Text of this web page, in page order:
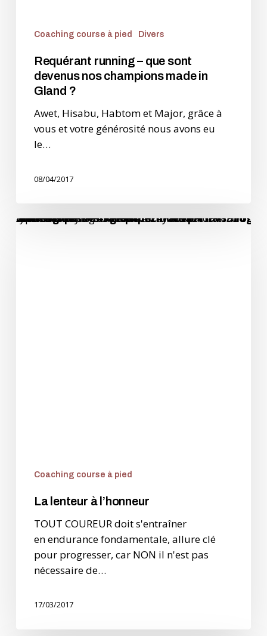
Coaching course à pied Divers
Requérant running – que sont
devenus nos champions made in
Gland ?
Awet, Hisabu, Habtom et Major, grâce à
vous et votre générosité nous avons eu
le…
08/04/2017
La
Warning
: Trying to access array offset on value of type bool in
/home/clients/7498fa68be247abf951397799d7dbd45/sites/new.catherunning.ch/wp-content/themes/salient/includes/partials/blog/styles/masonry-material/post-image.phpon line58
Coaching course à pied
La lenteur à l’honneur
TOUT COUREUR doit s'entraîner
en endurance fondamentale, allure clé
pour progresser, car NON il n'est pas
nécessaire de…
17/03/2017